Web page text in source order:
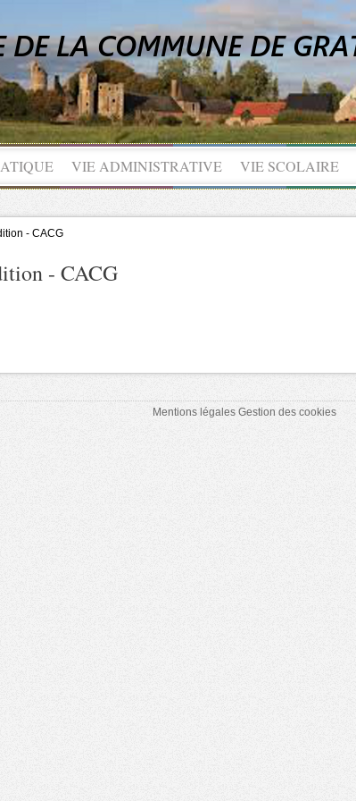
VIE ADMINISTRATIVE VIE SCOLAIRE
- CACG
- CACG
Mentions légales Gestion des cookies